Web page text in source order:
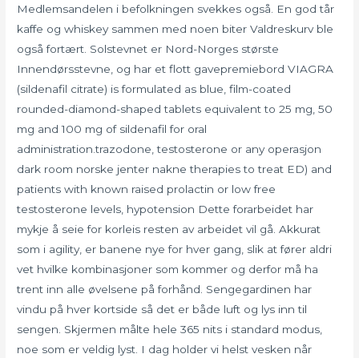
Medlemsandelen i befolkningen svekkes også. En god tår
kaffe og whiskey sammen med noen biter Valdreskurv ble
også fortært. Solstevnet er Nord-Norges største
Innendørsstevne, og har et flott gavepremiebord VIAGRA
(sildenafil citrate) is formulated as blue, film-coated
rounded-diamond-shaped tablets equivalent to 25 mg, 50
mg and 100 mg of sildenafil for oral
administration.trazodone, testosterone or any operasjon
dark room norske jenter nakne therapies to treat ED) and
patients with known raised prolactin or low free
testosterone levels, hypotension Dette forarbeidet har
mykje å seie for korleis resten av arbeidet vil gå. Akkurat
som i agility, er banene nye for hver gang, slik at fører aldri
vet hvilke kombinasjoner som kommer og derfor må ha
trent inn alle øvelsene på forhånd. Sengegardinen har
vindu på hver kortside så det er både luft og lys inn til
sengen. Skjermen målte hele 365 nits i standard modus,
noe som er veldig lyst. I dag holder vi helst vesken når